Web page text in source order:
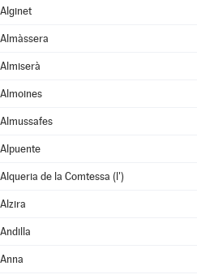
Alginet
Almàssera
Almiserà
Almoines
Almussafes
Alpuente
Alqueria de la Comtessa (l')
Alzira
Andilla
Anna